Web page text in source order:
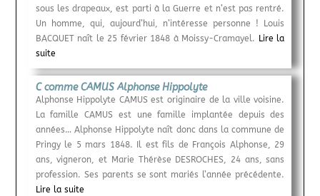
sous les drapeaux, est parti à la Guerre et n’est pas rentré.
Un homme, qui, aujourd’hui, n’intéresse personne ! Louis
BACQUET naît le 25 février 1848 à Moissy-Cramayel. Lire la
suite
C comme CAMUS Alphonse Hippolyte
Alphonse Hippolyte CAMUS est originaire de la ville voisine.
La famille CAMUS est une famille implantée depuis des
années… Alphonse Hippolyte naît donc dans la commune de
Pringy le 5 mars 1848. Il est fils de François Alphonse, 29
ans, vigneron, et Marie Thérèse DESROCHES, 24 ans, sans
profession. Ses parents se sont mariés l’année précédente.
Lire la suite